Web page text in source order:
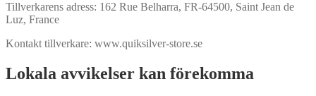
Tillverkarens adress: 162 Rue Belharra, FR-64500, Saint Jean de
Luz, France
Kontakt tillverkare: www.quiksilver-store.se
Lokala avvikelser kan förekomma